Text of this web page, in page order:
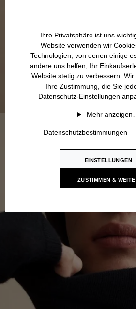
Ihre Privatsphäre ist uns
Website verwenden wir
Technologien, von denen einige
andere uns helfen, Ihr
Website stetig zu verbessern.
Ihre Zustimmung, die Sie
Datenschutz-Einstellungen
Mehr anzeigen…
Datenschutzbestimmungen
EINSTELLUNGEN
ZUSTIMMEN &